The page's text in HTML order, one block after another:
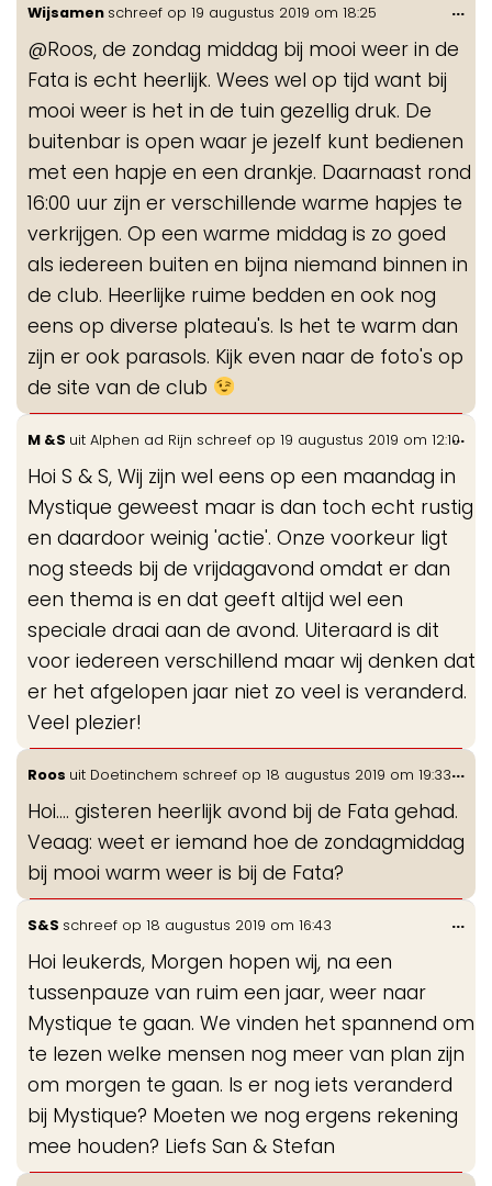
Wijsamen schreef op 19 augustus 2019 om 18:25
@Roos, de zondag middag bij mooi weer in de
Fata is echt heerlijk. Wees wel op tijd want bij
mooi weer is het in de tuin gezellig druk. De
buitenbar is open waar je jezelf kunt bedienen
met een hapje en een drankje. Daarnaast rond
16:00 uur zijn er verschillende warme hapjes te
verkrijgen. Op een warme middag is zo goed
als iedereen buiten en bijna niemand binnen in
de club. Heerlijke ruime bedden en ook nog
eens op diverse plateau's. Is het te warm dan
zijn er ook parasols. Kijk even naar de foto's op
de site van de club
...
M &S uit Alphen ad Rijn schreef op 19 augustus 2019 om 12:10
Hoi S & S, Wij zijn wel eens op een maandag in
Mystique geweest maar is dan toch echt rustig
en daardoor weinig 'actie'. Onze voorkeur ligt
nog steeds bij de vrijdagavond omdat er dan
een thema is en dat geeft altijd wel een
speciale draai aan de avond. Uiteraard is dit
voor iedereen verschillend maar wij denken dat
er het afgelopen jaar niet zo veel is veranderd.
Veel plezier!
...
Roos uit Doetinchem schreef op 18 augustus 2019 om 19:33
Hoi.... gisteren heerlijk avond bij de Fata gehad.
Veaag: weet er iemand hoe de zondagmiddag
bij mooi warm weer is bij de Fata?
...
S&S schreef op 18 augustus 2019 om 16:43
Hoi leukerds, Morgen hopen wij, na een
tussenpauze van ruim een jaar, weer naar
Mystique te gaan. We vinden het spannend om
te lezen welke mensen nog meer van plan zijn
om morgen te gaan. Is er nog iets veranderd
bij Mystique? Moeten we nog ergens rekening
mee houden? Liefs San & Stefan
...